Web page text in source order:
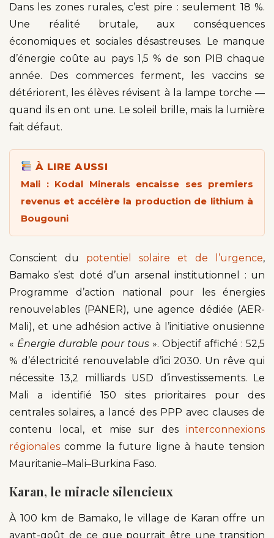
Dans les zones rurales, c’est pire : seulement 18 %.
Une réalité brutale, aux conséquences
économiques et sociales désastreuses. Le manque
d’énergie coûte au pays 1,5 % de son PIB chaque
année. Des commerces ferment, les vaccins se
détériorent, les élèves révisent à la lampe torche —
quand ils en ont une. Le soleil brille, mais la lumière
fait défaut.
À LIRE AUSSI
Mali : Kodal Minerals encaisse ses premiers
revenus et accélère la production de lithium à
Bougouni
Conscient du potentiel solaire et de l’urgence,
Bamako s’est doté d’un arsenal institutionnel : un
Programme d’action national pour les énergies
renouvelables (PANER), une agence dédiée (AER-
Mali), et une adhésion active à l’initiative onusienne
« Énergie durable pour tous ». Objectif affiché : 52,5
% d’électricité renouvelable d’ici 2030. Un rêve qui
nécessite 13,2 milliards USD d’investissements. Le
Mali a identifié 150 sites prioritaires pour des
centrales solaires, a lancé des PPP avec clauses de
contenu local, et mise sur des interconnexions
régionales comme la future ligne à haute tension
Mauritanie–Mali–Burkina Faso.
Karan, le miracle silencieux
À 100 km de Bamako, le village de Karan offre un
avant-goût de ce que pourrait être une transition